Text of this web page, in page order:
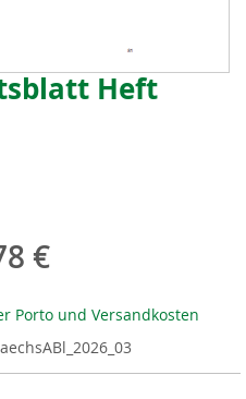
Heft
€
Porto und Versandkosten